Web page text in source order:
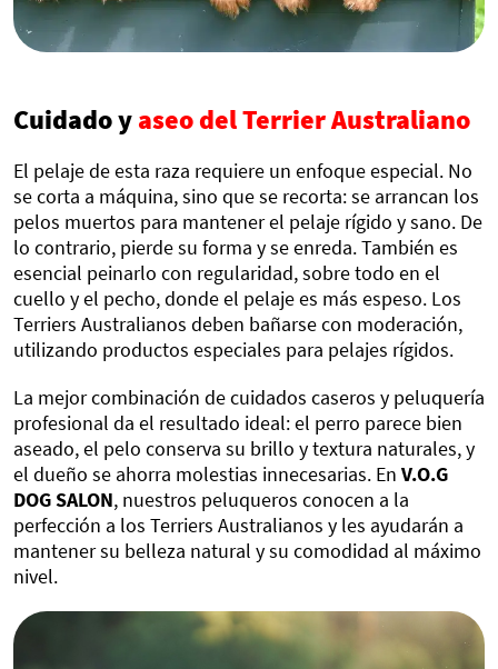
Cuidado yaseo del Terrier Australiano
El pelaje de esta raza requiere un enfoque especial. No
se corta a máquina, sino que se recorta: se arrancan los
pelos muertos para mantener el pelaje rígido y sano. De
lo contrario, pierde su forma y se enreda. También es
esencial peinarlo con regularidad, sobre todo en el
cuello y el pecho, donde el pelaje es más espeso. Los
Terriers Australianos deben bañarse con moderación,
utilizando productos especiales para pelajes rígidos.
La mejor combinación de cuidados caseros y peluquería
profesional da el resultado ideal: el perro parece bien
aseado, el pelo conserva su brillo y textura naturales, y
el dueño se ahorra molestias innecesarias. En V.O.G
DOG SALON, nuestros peluqueros conocen a la
perfección a los Terriers Australianos y les ayudarán a
mantener su belleza natural y su comodidad al máximo
nivel.